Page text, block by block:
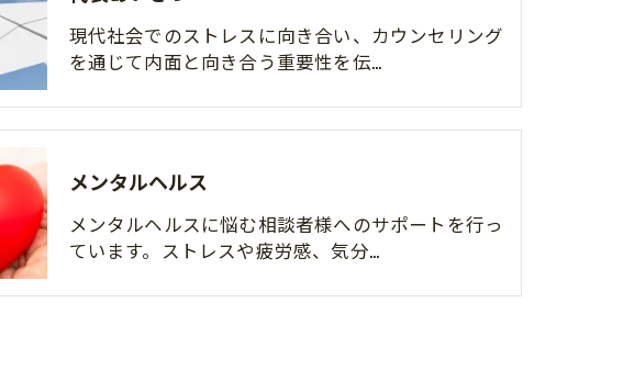
現代社会でのストレスに向き合い、カウンセリング
を通じて内面と向き合う重要性を伝…
メンタルヘルス
メンタルヘルスに悩む相談者様へのサポートを行っ
ています。ストレスや疲労感、気分…